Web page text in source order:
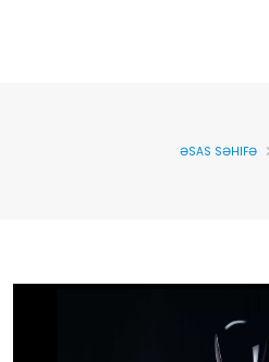
ƏSAS SƏHIFƏ